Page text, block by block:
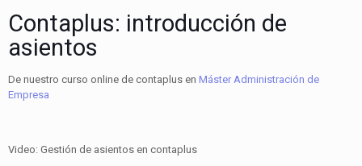
Contaplus: introducción de
asientos
De nuestro curso online de contaplus en Máster Administración de
Empresa
Video: Gestión de asientos en contaplus